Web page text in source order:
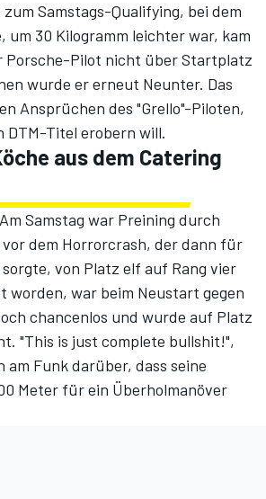
zum Samstags-Qualifying, bei dem
um 30 Kilogramm leichter war, kam
Porsche-Pilot nicht über Startplatz
wurde er erneut Neunter. Das
Ansprüchen des "Grello"-Piloten,
DTM-Titel erobern will.
aus dem Catering
Samstag war Preining durch
dem Horrorcrash, der dann für
sorgte, von Platz elf auf Rang vier
worden, war beim Neustart gegen
chancenlos und wurde auf Platz
"This is just complete bullshit!",
am Funk darüber, dass seine
Meter für ein Überholmanöver